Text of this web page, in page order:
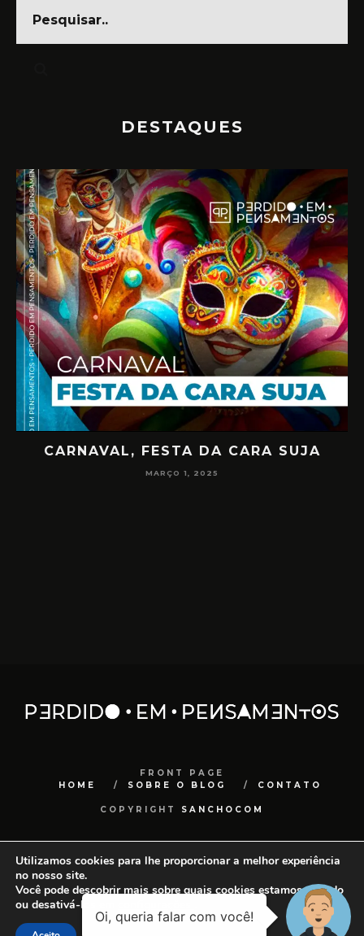
DESTAQUES
CARNAVAL, FESTA DA CARA SUJA
MARÇO 1, 2025
FRONT PAGE
HOME
SOBRE O BLOG CONTATO
COPYRIGHT SANCHOCOM
Utilizamos cookies para lhe proporcionar a melhor experiência
no nosso site.
Você pode descobrir mais sobre quais cookies estamos usando
ou desativá-los em